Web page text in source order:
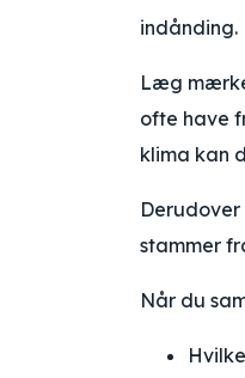
indånding.
Læg
ofte have
klima kan
stammer
Når du